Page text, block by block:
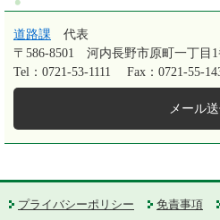
道路課
代表
〒586-8501
河内長野市原町一丁目
Tel：0721-53-1111
Fax：0721-55-
メール
プライバシーポリシー 免責事項